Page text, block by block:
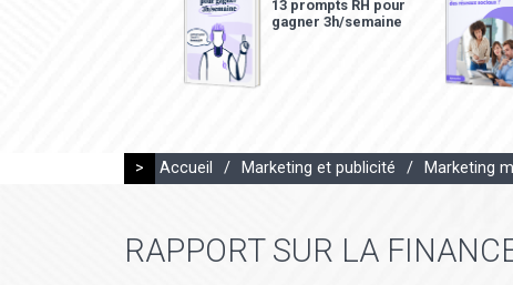
13 prompts RH pour
gagner 3h/semaine
> Accueil / Marketing et publicité / Marketing
RAPPORT SUR LA